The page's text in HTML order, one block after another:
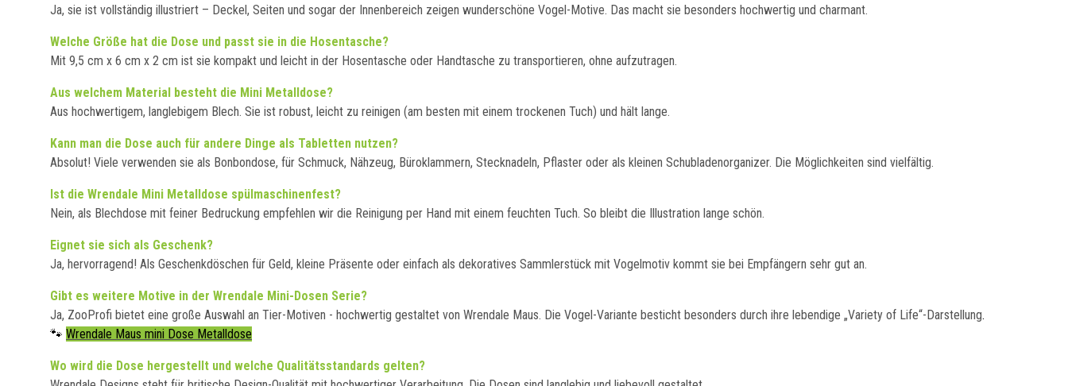
Ja, sie ist vollständig illustriert – Deckel, Seiten und sogar der Innenbereich zeigen wunderschöne Vogel-Motive. Das macht sie besonders hochwertig und charmant.
Welche Größe hat die Dose und passt sie in die Hosentasche?
Mit 9,5 cm x 6 cm x 2 cm ist sie kompakt und leicht in der Hosentasche oder Handtasche zu transportieren, ohne aufzutragen.
Aus welchem Material besteht die Mini Metalldose?
Aus hochwertigem, langlebigem Blech. Sie ist robust, leicht zu reinigen (am besten mit einem trockenen Tuch) und hält lange.
Kann man die Dose auch für andere Dinge als Tabletten nutzen?
Absolut! Viele verwenden sie als Bonbondose, für Schmuck, Nähzeug, Büroklammern, Stecknadeln, Pflaster oder als kleinen Schubladenorganizer. Die Möglichkeiten sind vielfältig.
Ist die Wrendale Mini Metalldose spülmaschinenfest?
Nein, als Blechdose mit feiner Bedruckung empfehlen wir die Reinigung per Hand mit einem feuchten Tuch. So bleibt die Illustration lange schön.
Eignet sie sich als Geschenk?
Ja, hervorragend! Als Geschenkdöschen für Geld, kleine Präsente oder einfach als dekoratives Sammlerstück mit Vogelmotiv kommt sie bei Empfängern sehr gut an.
Gibt es weitere Motive in der Wrendale Mini-Dosen Serie?
Ja, ZooProfi bietet eine große Auswahl an Tier-Motiven - hochwertig gestaltet von Wrendale Maus. Die Vogel-Variante besticht besonders durch ihre lebendige „Variety of Life“-Darstellung.
🐾 Wrendale Maus mini Dose Metalldose
Wo wird die Dose hergestellt und welche Qualitätsstandards gelten?